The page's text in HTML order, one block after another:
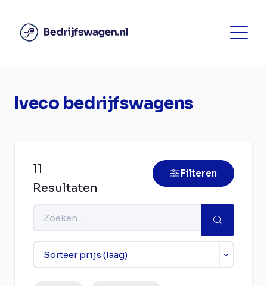
Iveco bedrijfswagens
11
Resultaten
Filteren